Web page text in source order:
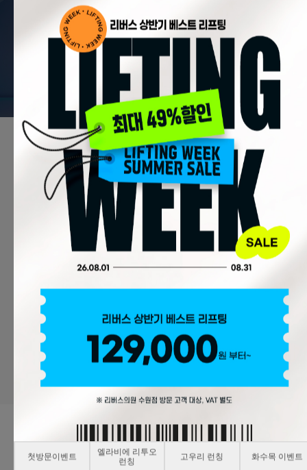
첫방문이벤트
엘라비에 리투오
런칭
고우리 런칭 화수목 이벤트
피코토닝
109,000
윤곽톡스
50,000